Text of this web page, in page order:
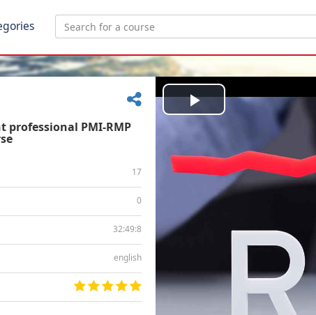
professional PMI-RMP
17
0
32:49:8
english
Play
Video